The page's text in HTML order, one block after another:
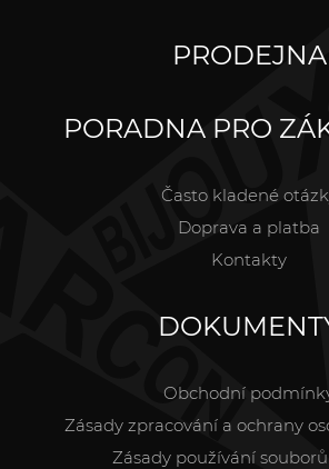
PRODEJNA
PORADNA PRO
Často kladené
Doprava a platba
Kontakty
Obchodní
Zásady zpracování a ochrany
Zásady používání